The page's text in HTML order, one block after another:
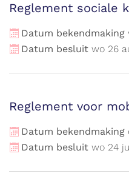
Reglement sociale
Datum bekendmaking
Datum besluit wo 26
Reglement voor
Datum bekendmaking
Datum besluit wo 24